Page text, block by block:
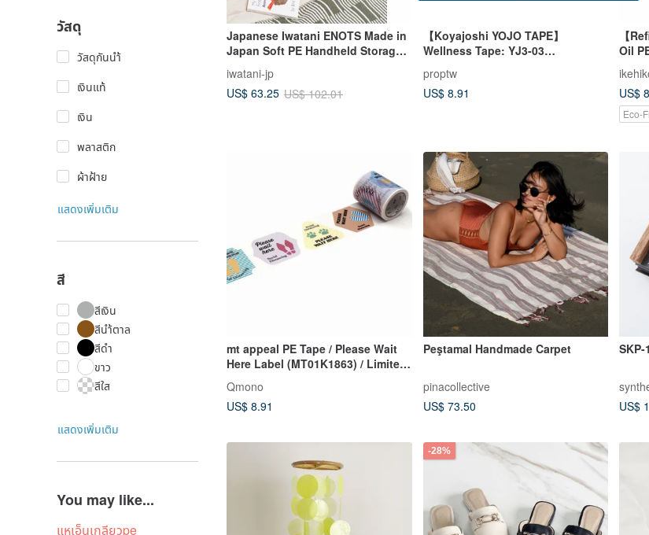
วัสดุ
วัสดุกันนำ้
เงินแท้
เงิน
พลาสติก
ผ้าฝ้าย
แสดงเพิ่มเติม
สี
สีเงิน
สีนำ้ตาล
สีดำ
ขาว
สีใส
แสดงเพิ่มเติม
You may like...
แหเอ็นเกลียวpe
Japanese Iwatani ENOTS Made in
Japan Soft PE Handheld Storage
Available
iwatani-jp
US$ 63.25 US$ 102.01
【Koyajoshi YOJO TAPE】
Wellness Tape: YJ3-03
proptw
US$ 8.91
【
Oil
US$
Eco-
mt appeal PE Tape / Please Wait
Here Label (MT01K1863) / Limited
Item
Qmono
US$ 8.91
Peştamal Handmade Carpet
pinacollective
US$ 73.50
US$
-28%